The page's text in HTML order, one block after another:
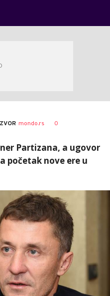
mondo.rs 0
Partizana, a ugovor
početak nove ere u